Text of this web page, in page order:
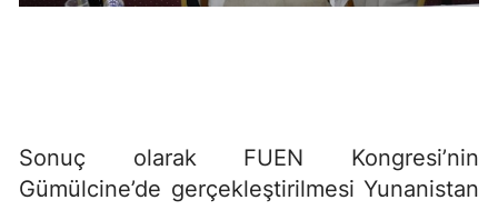
Sonuç olarak FUEN Kongresi’nin
Gümülcine’de gerçekleştirilmesi Yunanistan